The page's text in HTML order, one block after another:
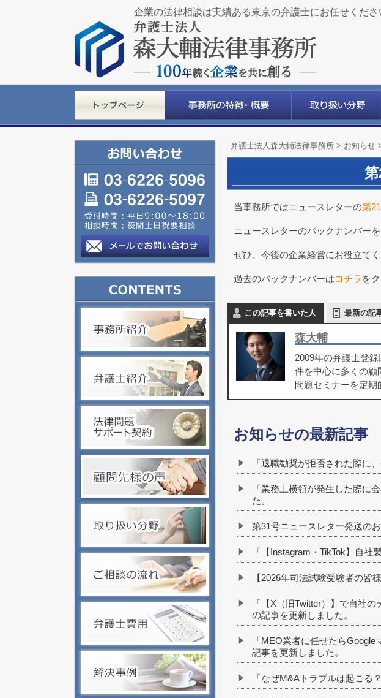
企業の法律相談は実績ある東京の弁護士にお任せくださ
弁護士法人森大輔法律事務所 > お知らせ
当事務所ではニュースレターの第
ニュースレターのバックナンバー
ぜひ、今後の企業経営にお役立てく
過去のバックナンバーはコチラ を
この記事を書いた人 最新の記
森大輔
2009年の弁護士登
件を中心に多くの顧
問題セミナーを定期
お知らせの最新記事
「退職勧奨が拒否された際に
「業務上横領が発生した際に
た。
第31号ニュースレター発送の
「【Instagram・TikTok】自
【2026年司法試験受験者の皆
「【X（旧Twitter）】で自社
の記事を更新しました。
「MEO業者に任せたら
記事を更新しました。
「なぜM&Aトラブルは起こる